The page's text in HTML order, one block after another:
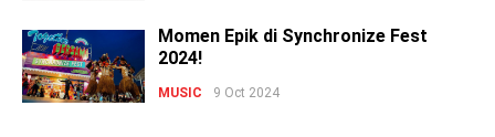
Momen Epik di Synchronize Fest
2024!
MUSIC 9 Oct 2024